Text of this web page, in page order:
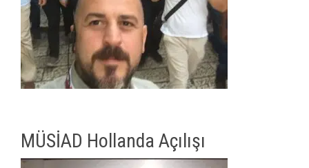
MÜSİAD Hollanda Açılışı